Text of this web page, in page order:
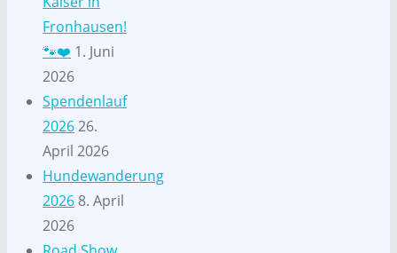
Fronhausen!
🐾❤️ 1. Juni
2026
Spendenlauf
202626.
April 2026
Hundewanderung
2026 8. April
2026